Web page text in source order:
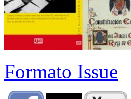
Formato Issue